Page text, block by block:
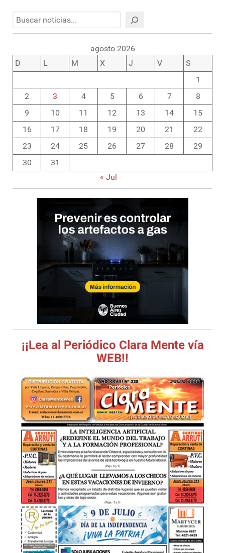
Buscar
agosto 2026
D
L M X J V
S
1
2
3 4 5 6 7
8
9
10 11 12 13 14
15
16
17 18 19 20 21
22
23
24 25 26 27 28
29
30
31
« Jul
¡¡Lea al Periódico Clara Mente vía
WEB!!